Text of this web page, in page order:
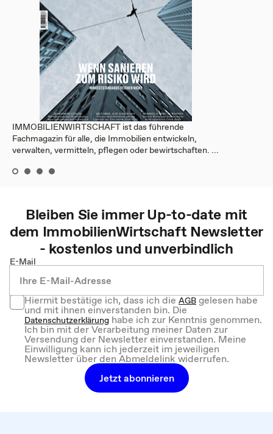
IMMOBILIENWIRTSCHAFT ist das führende
Fachmagazin für alle, die Immobilien entwickeln,
verwalten, vermitteln, pflegen oder bewirtschaften. ...
Bleiben Sie immer Up-to-date mit
dem ImmobilienWirtschaft Newsletter
- kostenlos und unverbindlich
E-Mail
Hiermit bestätige ich, dass ich dieAGBgelesen habe
und mit ihnen einverstanden bin. Die
Datenschutzerklärung habe ich zur Kenntnis genommen.
Ich bin mit der Verarbeitung meiner Daten zur
Versendung der Newsletter einverstanden. Meine
Einwilligung kann ich jederzeit im jeweiligen
Newsletter über den Abmeldelink widerrufen.
Jetzt abonnieren